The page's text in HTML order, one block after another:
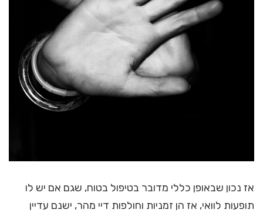
אז נכון שבאופן כללי מדובר בטיפול בטוח, שגם אם יש לו
תופעות לוואי, אז הן זמניות וחולפות דיי מהר, ישנם עדיין